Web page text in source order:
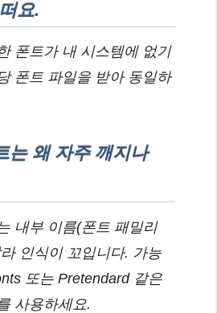
요.
폰트가 내 시스템에 없기
폰트 파일을 받아 동일하
는 왜 자주 깨지나
내부 이름(폰트 패밀리
인식이 꼬입니다. 가능
또는 Pretendard 같은
사용하세요.